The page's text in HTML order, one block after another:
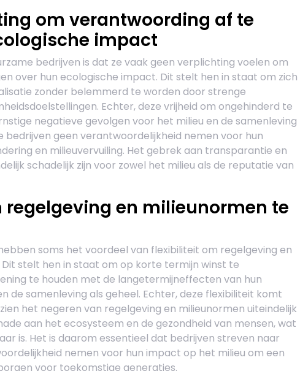
om verantwoording af te
impact
bedrijven is dat ze vaak geen verplichting voelen om
over hun ecologische impact. Dit stelt hen in staat om zich
zonder belemmerd te worden door strenge
Echter, deze vrijheid om ongehinderd te
negatieve gevolgen voor het milieu en de samenleving
bedrijven geen verantwoordelijkheid nemen voor hun
en milieuvervuiling. Het gebrek aan transparantie en
schadelijk zijn voor zowel het milieu als de reputatie van
regelgeving en milieunormen te
soms het voordeel van flexibiliteit om regelgeving en
stelt hen in staat om op korte termijn winst te
te houden met de langetermijneffecten van hun
de samenleving als geheel. Echter, deze flexibiliteit komt
het negeren van regelgeving en milieunormen uiteindelijk
aan het ecosysteem en de gezondheid van mensen, wat
is. Het is daarom essentieel dat bedrijven streven naar
nemen voor hun impact op het milieu om een
voor toekomstige generaties.